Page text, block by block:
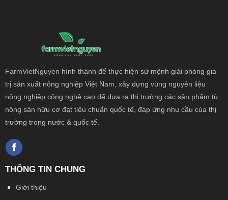
FarmVietNguyen hình thành để thực hiện sứ mệnh giải phóng giá
trị sản xuất nông nghiệp Việt Nam, xây dựng vùng nguyên liệu
nông nghiệp công nghệ cao để đưa ra thị trường các sản phẩm từ
nông sản hữu cơ đạt tiêu chuẩn quốc tế, đáp ứng nhu cầu của thị
trường trong nước & quốc tế.
THÔNG TIN CHUNG
Giới thiệu